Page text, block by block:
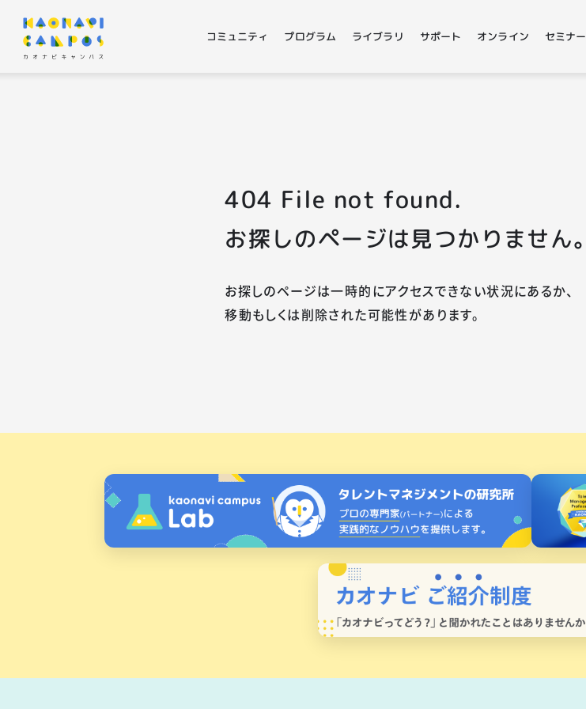
コミュニティ プログラム ライブラリ サポート オンライン セミナー
404 File not found.
お探しのページは見つかりません。
お探しのページは一時的にアクセスできない状況にあるか、
移動もしくは削除された可能性があります。